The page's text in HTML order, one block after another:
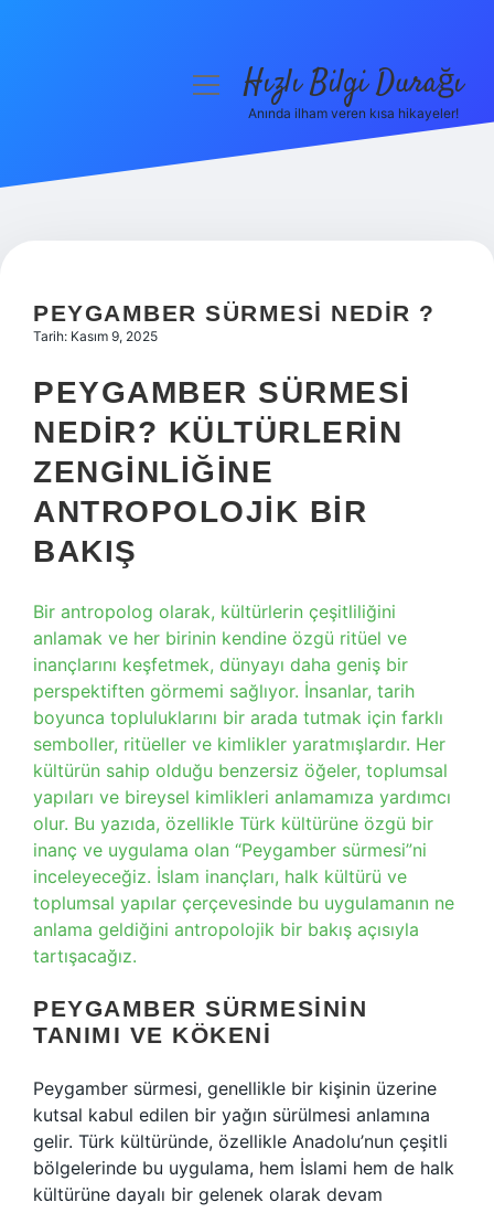
Hakkımızda
menüyüHızlı Bilgi Durağı
Anında ilham veren kısa hikayeler!
PEYGAMBER SÜRMESI NEDIR ?
Tarih: Kasım 9, 2025
PEYGAMBER SÜRMESI
NEDIR? KÜLTÜRLERIN
ZENGINLIĞINE
ANTROPOLOJIK BIR
BAKIŞ
Bir antropolog olarak, kültürlerin çeşitliliğini
anlamak ve her birinin kendine özgü ritüel ve
inançlarını keşfetmek, dünyayı daha geniş bir
perspektiften görmemi sağlıyor. İnsanlar, tarih
boyunca topluluklarını bir arada tutmak için farklı
semboller, ritüeller ve kimlikler yaratmışlardır. Her
kültürün sahip olduğu benzersiz öğeler, toplumsal
yapıları ve bireysel kimlikleri anlamamıza yardımcı
olur. Bu yazıda, özellikle Türk kültürüne özgü bir
inanç ve uygulama olan “Peygamber sürmesi”ni
inceleyeceğiz. İslam inançları, halk kültürü ve
toplumsal yapılar çerçevesinde bu uygulamanın ne
anlama geldiğini antropolojik bir bakış açısıyla
tartışacağız.
PEYGAMBER SÜRMESININ
TANIMI VE KÖKENI
Peygamber sürmesi, genellikle bir kişinin üzerine
kutsal kabul edilen bir yağın sürülmesi anlamına
gelir. Türk kültüründe, özellikle Anadolu’nun çeşitli
bölgelerinde bu uygulama, hem İslami hem de halk
kültürüne dayalı bir gelenek olarak devam